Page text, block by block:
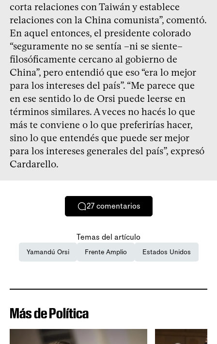
corta relaciones con Taiwán y establece
relaciones con la China comunista”, comentó.
En aquel entonces, el presidente colorado
“seguramente no se sentía –ni se siente–
filosóficamente cercano al gobierno de
China”, pero entendió que eso “era lo mejor
para los intereses del país”. “Me parece que
en ese sentido lo de Orsi puede leerse en
términos similares. A veces no hacés lo que
más te conviene o lo que preferirías hacer,
sino lo que entendés que puede ser mejor
para los intereses generales del país”, expresó
Cardarello.
27 comentarios
Temas del artículo
Yamandú Orsi Frente Amplio Estados Unidos
Más de Política